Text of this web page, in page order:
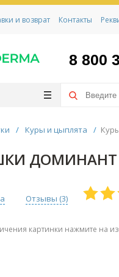
и возврат Контакты
8 800
/ Куры и цыплята /
ДОМИНАНТ
Отзывы (3)
картинки нажмите на